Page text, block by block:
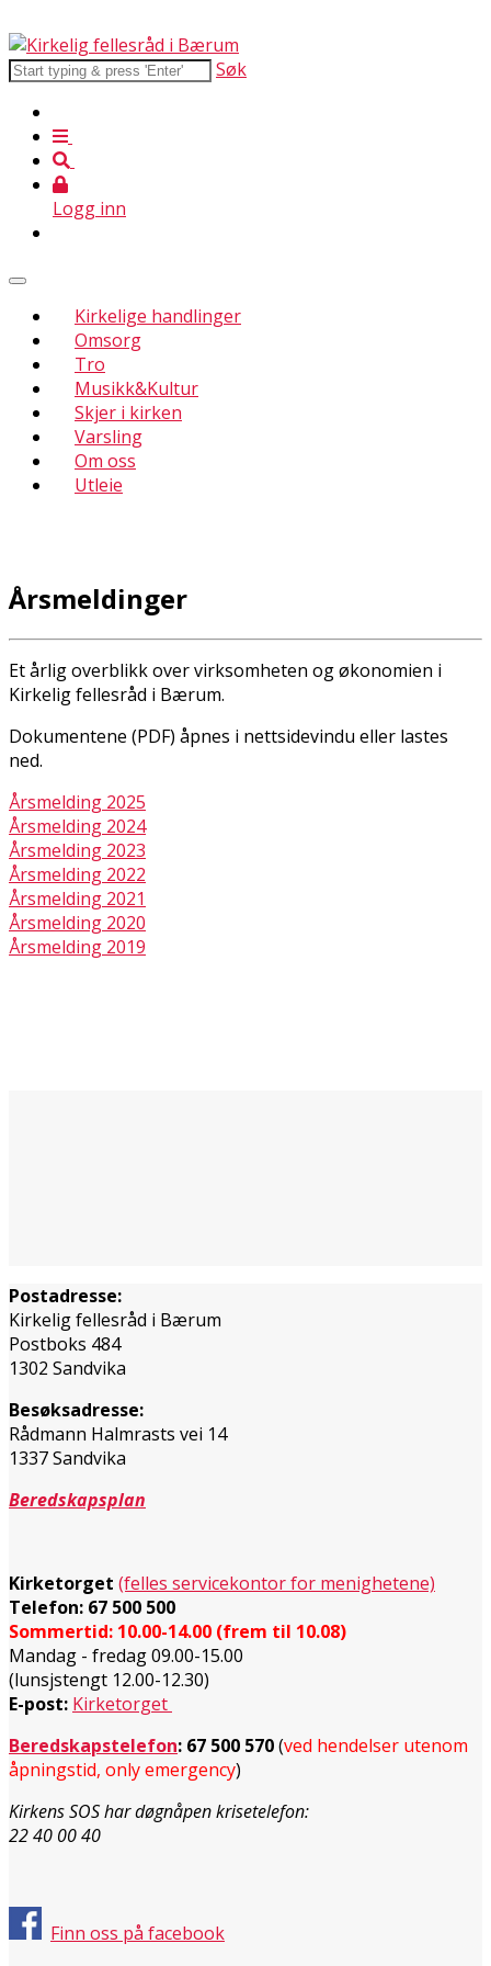
Søk
Logg inn
Kirkelige handlinger
Omsorg
Tro
Musikk&Kultur
Skjer i kirken
Varsling
Om oss
Utleie
Årsmeldinger
Et årlig overblikk over virksomheten og økonomien i
Kirkelig fellesråd i Bærum.
Dokumentene (PDF) åpnes i nettsidevindu eller lastes
ned.
Årsmelding 2025
Årsmelding 2024
Årsmelding 2023
Årsmelding 2022
Årsmelding 2021
Årsmelding 2020
Årsmelding 2019
Postadresse:
Kirkelig fellesråd i Bærum
Postboks 484
1302 Sandvika
Besøksadresse:
Rådmann Halmrasts vei 14
1337 Sandvika
Beredskapsplan
Kirketorget (felles servicekontor for menighetene)
Telefon: 67 500 500
Sommertid: 10.00-14.00 (frem til 10.08)
Mandag - fredag 09.00-15.00
(lunsjstengt 12.00-12.30)
E-post: Kirketorget
Beredskapstelefon: 67 500 570(ved hendelser utenom
åpningstid, only emergency)
Kirkens SOS har døgnåpen krisetelefon:
22 40 00 40
Finn oss på facebook